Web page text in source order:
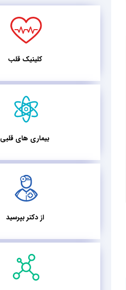
کلینیک قلب
بیماری های قلبی
از دکتر بپرسید